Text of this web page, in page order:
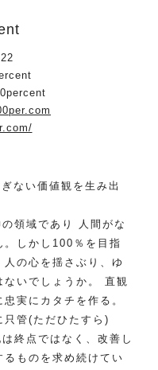
ない価値観を生み出
領域であり 人間がな
。しかし100％を目指
の心を揺さぶり、ゆ
ないでしょうか。 直観
実にカタチを作る。
只管(ただひたすら)
終点ではなく、改善し
ものを求め続けてい